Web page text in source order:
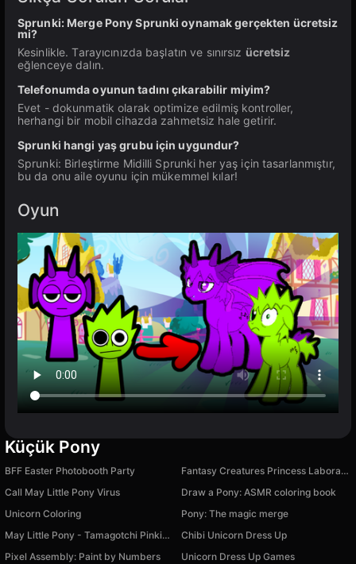
Sprunki: Merge Pony Sprunki oynamak gerçekten ücretsiz
mi?
Kesinlikle. Tarayıcınızda başlatın ve sınırsız ücretsiz
eğlenceye dalın.
Telefonumda oyunun tadını çıkarabilir miyim?
Evet - dokunmatik olarak optimize edilmiş kontroller,
herhangi bir mobil cihazda zahmetsiz hale getirir.
Sprunki hangi yaş grubu için uygundur?
Sprunki: Birleştirme Midilli Sprunki her yaş için tasarlanmıştır,
bu da onu aile oyunu için mükemmel kılar!
Oyun
Küçük Pony
BFF Easter Photobooth Party
Fantasy Creatures Princess Laboratory
Call May Little Pony Virus
Draw a Pony: ASMR coloring book
Unicorn Coloring
Pony: The magic merge
May Little Pony - Tamagotchi Pinkie Pie
Chibi Unicorn Dress Up
Pixel Assembly: Paint by Numbers
Unicorn Dress Up Games